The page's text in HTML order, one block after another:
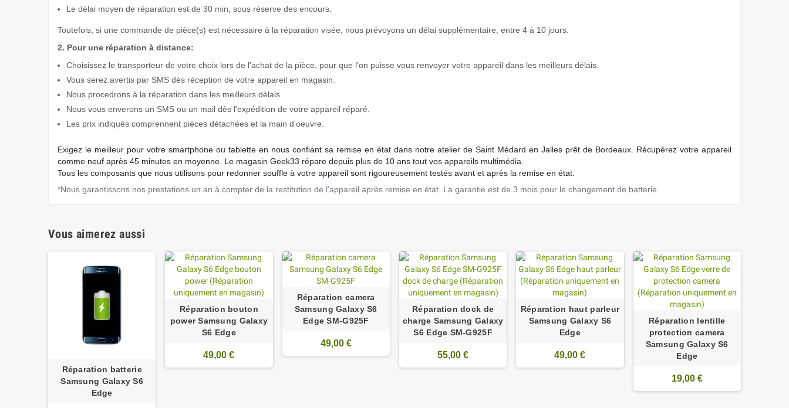
Le délai moyen de réparation est de 30 min, sous réserve des encours.
Toutefois, si une commande de pièce(s) est nécessaire à la réparation visée, nous prévoyons un délai supplémentaire, entre 4 à 10 jours.
2. Pour une réparation à distance:
Choisissez le transporteur de votre choix lors de l'achat de la pièce, pour que l'on puisse vous renvoyer votre appareil dans les meilleurs délais.
Vous serez avertis par SMS dès réception de votre appareil en magasin.
Nous procedrons à la réparation dans les meilleurs dèlais.
Nous vous enverons un SMS ou un mail dès l'expédition de votre appareil réparé.
Les prix indiqués comprennent pièces détachées et la main d’oeuvre.
Exigez le meilleur pour votre smartphone ou tablette en nous conﬁant sa remise en état dans notre atelier de Saint Médard en Jalles prêt de Bordeaux. Récupérez votre appareil
comme neuf après 45 minutes en moyenne. Le magasin Geek33 répare depuis plus de 10 ans tout vos appareils multimédia.
Tous les composants que nous utilisons pour redonner souffle à votre appareil sont rigoureusement testés avant et après la remise en état.
*Nous garantissons nos prestations un an à compter de la restitution de l’appareil après remise en état. La garantie est de 3 mois pour le changement de batterie.
Vous aimerez aussi
Réparation batterie
Samsung Galaxy S6
Edge
Réparation bouton
power Samsung Galaxy
S6 Edge
49,00 €
Réparation camera
Samsung Galaxy S6
Edge SM-G925F
49,00 €
Réparation dock de
charge Samsung Galaxy
S6 Edge SM-G925F
55,00 €
Réparation haut parleur
Samsung Galaxy S6
Edge
49,00 €
Réparation lentille
protection camera
Samsung Galaxy S6
Edge
19,00 €